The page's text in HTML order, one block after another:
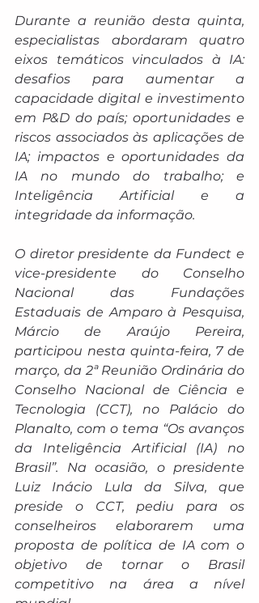
Durante a reunião desta quinta,
especialistas abordaram quatro
eixos temáticos vinculados à IA:
desafios para aumentar a
capacidade digital e investimento
em P&D do país; oportunidades e
riscos associados às aplicações de
IA; impactos e oportunidades da
IA no mundo do trabalho; e
Inteligência Artificial e a
integridade da informação.
O diretor presidente da Fundect e
vice-presidente do Conselho
Nacional das Fundações
Estaduais de Amparo à Pesquisa,
Márcio de Araújo Pereira,
participou nesta quinta-feira, 7 de
março, da 2ª Reunião Ordinária do
Conselho Nacional de Ciência e
Tecnologia (CCT), no Palácio do
Planalto, com o tema “Os avanços
da Inteligência Artificial (IA) no
Brasil”. Na ocasião, o presidente
Luiz Inácio Lula da Silva, que
preside o CCT, pediu para os
conselheiros elaborarem uma
proposta de política de IA com o
objetivo de tornar o Brasil
competitivo na área a nível